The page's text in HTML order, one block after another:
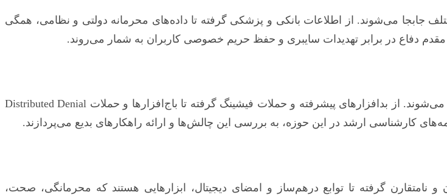
جابجا می‌شوند. از اطلاعات بانکی و پزشکی گرفته تا داده‌های محرمانه دولتی و نظامی، همگی
دفاع در برابر تهدیدات سایبری و حفظ حریم خصوصی کاربران به شمار می‌روند.
با پیشرفت تکنولوژی، روش‌های نفوذ و حملات سایبری نیز پیچیده‌تر و هوشمندانه‌تر می‌شوند. از بدافزارهای پیشرفته و حملات فیشینگ گرفته تا باج‌افزارها و حملات Distributed Denial
گرفته تا توابع درهم‌ساز و امضای دیجیتال، ابزارهایی هستند که محرمانگی، صحت،